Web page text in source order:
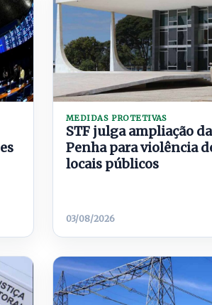
MEDIDAS PROTETIVAS
STF julga ampliação
Penha para violência
locais públicos
03/08/2026